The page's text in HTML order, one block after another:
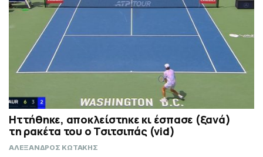
Ηττήθηκε, αποκλείστηκε κι έσπασε (ξανά)
τη ρακέτα του ο Τσιτσιπάς (vid)
ΑΛΕΞΑΝΔΡΟΣ ΚΩΤΑΚΗΣ